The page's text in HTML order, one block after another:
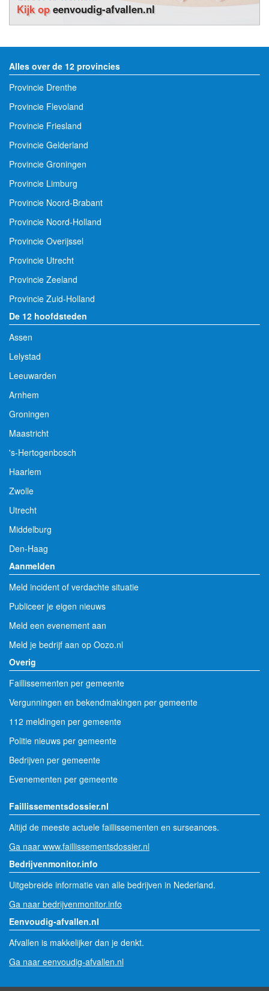
Kijk opeenvoudig-afvallen.nl
Alles over de 12 provincies
Provincie Drenthe
Provincie Flevoland
Provincie Friesland
Provincie Gelderland
Provincie Groningen
Provincie Limburg
Provincie Noord-Brabant
Provincie Noord-Holland
Provincie Overijssel
Provincie Utrecht
Provincie Zeeland
Provincie Zuid-Holland
De 12 hoofdsteden
Assen
Lelystad
Leeuwarden
Arnhem
Groningen
Maastricht
's-Hertogenbosch
Haarlem
Zwolle
Utrecht
Middelburg
Den-Haag
Aanmelden
Meld incident of verdachte situatie
Publiceer je eigen nieuws
Meld een evenement aan
Meld je bedrijf aan op Oozo.nl
Overig
Faillissementen per gemeente
Vergunningen en bekendmakingen per gemeente
112 meldingen per gemeente
Politie nieuws per gemeente
Bedrijven per gemeente
Evenementen per gemeente
Faillissementsdossier.nl
Altijd de meeste actuele faillissementen en surseances.
Ga naar www.faillissementsdossier.nl
Bedrijvenmonitor.info
Uitgebreide informatie van alle bedrijven in Nederland.
Ga naar bedrijvenmonitor.info
Eenvoudig-afvallen.nl
Afvallen is makkelijker dan je denkt.
Ga naar eenvoudig-afvallen.nl